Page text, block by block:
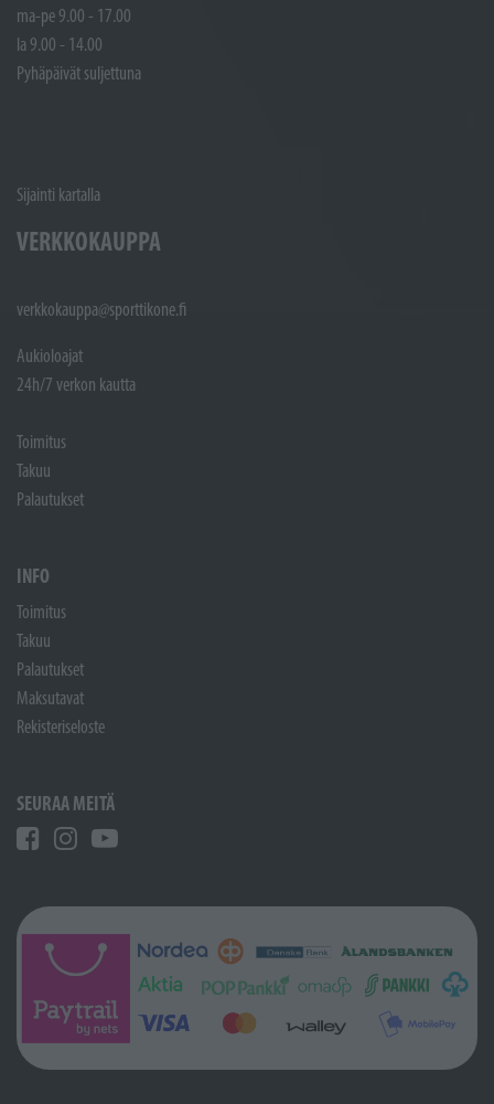
ma-pe 9.00 - 17.00
la 9.00 - 14.00
Pyhäpäivät suljettuna
Sijainti kartalla
VERKKOKAUPPA
verkkokauppa@sporttikone.fi
Aukioloajat
24h/7 verkon kautta
Toimitus
Takuu
Palautukset
INFO
Toimitus
Takuu
Palautukset
Maksutavat
Rekisteriseloste
SEURAA MEITÄ